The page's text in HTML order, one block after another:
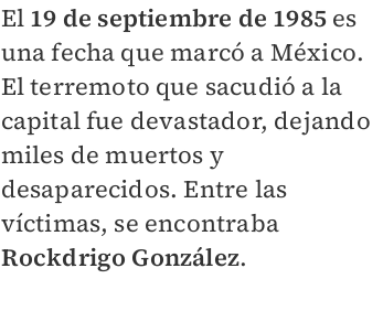
El 19 de septiembre de 1985es
una fecha que marcó a México.
El terremoto que sacudió a la
capital fue devastador, dejando
miles de muertos y
desaparecidos. Entre las
víctimas, se encontraba
Rockdrigo González.